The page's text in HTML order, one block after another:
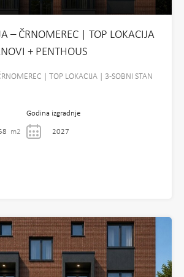
– ČRNOMEREC | TOP LOKACIJA
+ PENTHOUS
| TOP LOKACIJA | 3-SOBNI STAN
m2
Godina izgradnje
2027